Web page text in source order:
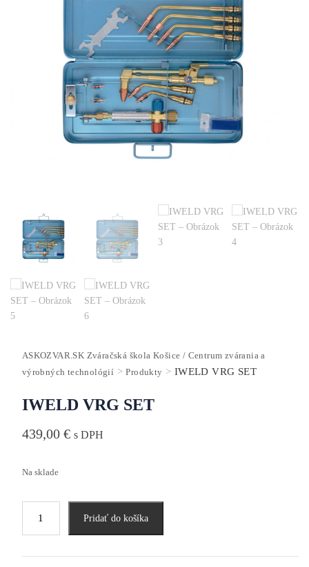
ASKOZVAR.SK Zváračská škola Košice / Centrum zvárania a
výrobných technológií >Produkty > IWELD VRG SET
IWELD VRG SET
439,00 € s DPH
Na sklade
Pridať do košíka